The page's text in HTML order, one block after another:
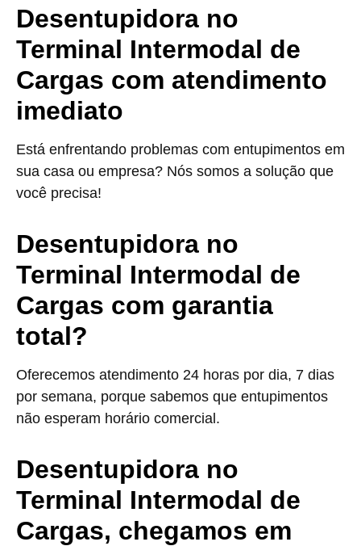
Desentupidora no
Terminal Intermodal de
Cargas com atendimento
imediato
Está enfrentando problemas com entupimentos em
sua casa ou empresa? Nós somos a solução que
você precisa!
Desentupidora no
Terminal Intermodal de
Cargas com garantia
total?
Oferecemos atendimento 24 horas por dia, 7 dias
por semana, porque sabemos que entupimentos
não esperam horário comercial.
Desentupidora no
Terminal Intermodal de
Cargas, chegamos em